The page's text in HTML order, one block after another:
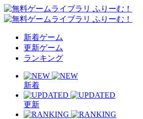
新着ゲーム
更新ゲーム
ランキング
新着
更新